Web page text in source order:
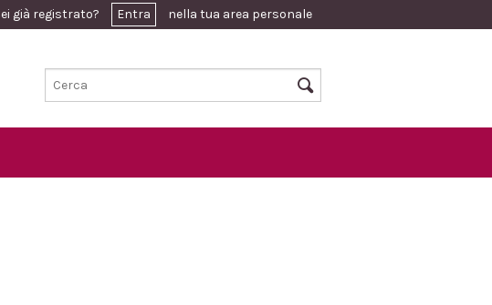
già registrato? Entra nella tua area personale